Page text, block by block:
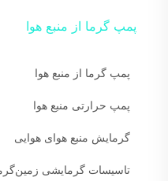
پمپ گرما از منبع هوا
پمپ گرما از منبع هوا
پمپ حرارتی منبع هوا
گرمایش منبع هوای هوایی
تاسیسات گرمایشی